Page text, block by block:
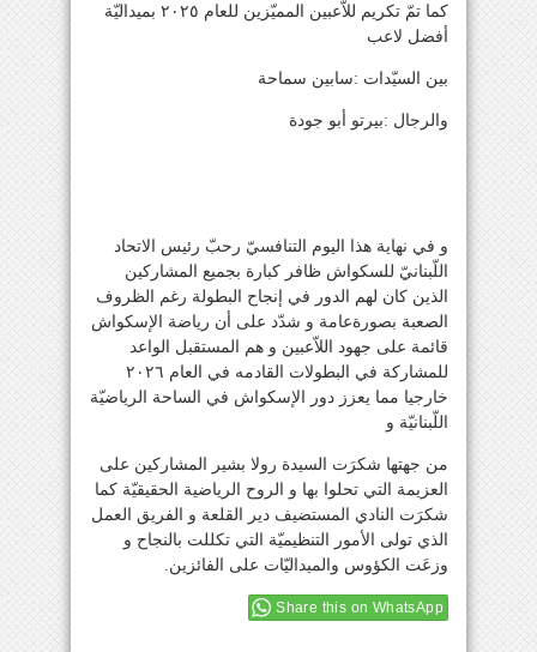
كما تمّ تكريم للاّعبين المميّزين للعام ٢٠٢٥ بميداليّة
أفضل لاعب
بين السيّدات :سابين سماحة
والرجال :بيرتو أبو جودة
و في نهاية هذا اليوم التنافسيّ رحبّ رئيس الاتحاد
اللّبنانيّ للسكواش ظافر كبارة بجميع المشاركين
الذين كان لهم الدور في إنجاح البطولة رغم الظروف
الصعبة بصورةعامة و شدّد على أن رياضة الإسكواش
قائمة على جهود اللاّعبين و هم المستقبل الواعد
للمشاركة في البطولات القادمه في العام ٢٠٢٦
خارجيا مما يعزز دور الإسكواش في الساحة الرياضيّة
اللّبنانيّة و
من جهتها شكرَت السيدة رولا بشير المشاركين على
العزيمة التي تحلوا بها و الروح الرياضية الحقيقيّة كما
شكرَت النادي المستضيف دير القلعة و الفريق العمل
الذي تولى الأمور التنظيميّة التي تكللت بالنجاح و
وزعَت الكؤوس والميداليّات على الفائزين.
Share this on WhatsApp